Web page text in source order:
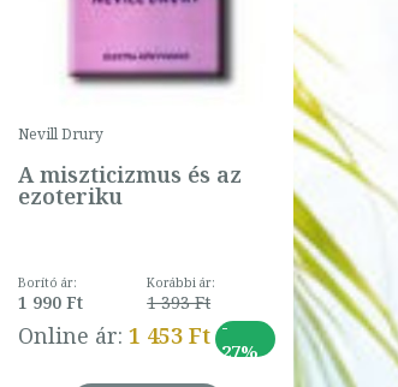
Nevill Drury
A miszticizmus és az
ezoteriku
Borító ár:
1 990 Ft
Korábbi ár:
1 393 Ft
Online ár: 1 453 Ft -
27%